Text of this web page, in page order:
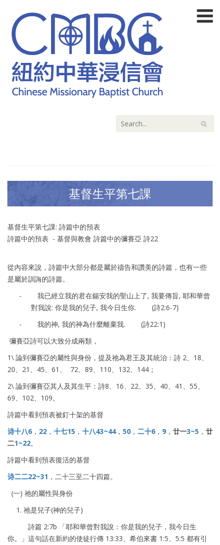
基督生平第七課
基督生平第七課: 詩篇中的預表
詩篇中的預表 - 基督與教會 詩篇中的彌賽亞 詩22
從內容來說，詩篇中大部分都是屬於禱告和讚美的詩篇，也有一些
是屬於訓誨的詩篇。
- 我已經立我的君在鍚安我的聖山上了, 我要傳旨, 耶和華曾
對我說: 你是我的兒子, 我今日生你. (詩2:6-7)
- 我的神, 我的神為什麼離棄我. (詩22:1)
彌賽亞詩可以大致分成兩類，
1\ 論到彌賽亞的屬性與身份，提及祂為君王及其統治：詩 2、18、
20、21、45、61、 72、89、110、132、144；
2\ 論到彌賽亞其人及其生平：詩8、16、22、35、40、41、55、
69、102、109。
詩篇中看到預表被釘十架的基督
诗十八6 ， 22 ， 十七15 ， 十八43~44， 50 ， 二十6 ， 9 ， 廿一3~5 ， 廿
二1~22。
詩篇中看到預表復活的基督
诗二二22~31 ，二十三至二十四篇。
(一) 祂的屬性與身份
1. 祂是兒子(神的兒子)
詩篇 2:7b 「耶和華曾對我說：你是我的兒子，我今日生
你。」這句話在新約的使徒行傳 13:33、希伯來書 1:5、5:5 都有引